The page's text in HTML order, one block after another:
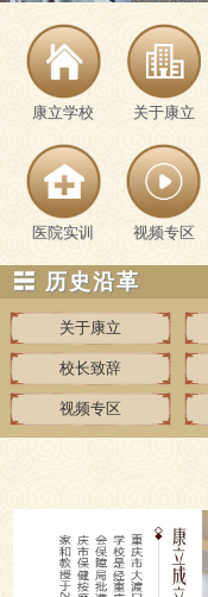
康立学校 关于康立
医院实训 视频专区
☵ 历史沿革
关于康立
校长致辞
视频专区